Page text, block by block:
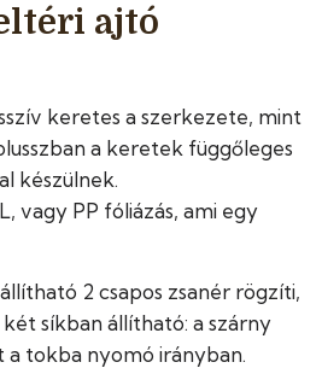
ajtó
keretes a szerkezete, mint
a keretek függőleges
készülnek.
vagy PP fóliázás, ami egy
2 csapos zsanér rögzíti,
síkban állítható: a szárny
a tokba nyomó irányban.